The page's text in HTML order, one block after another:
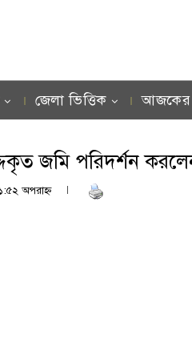
জেলা ভিত্তিক আজকের
জমি পরিদর্শন
অপরাহ্ণ